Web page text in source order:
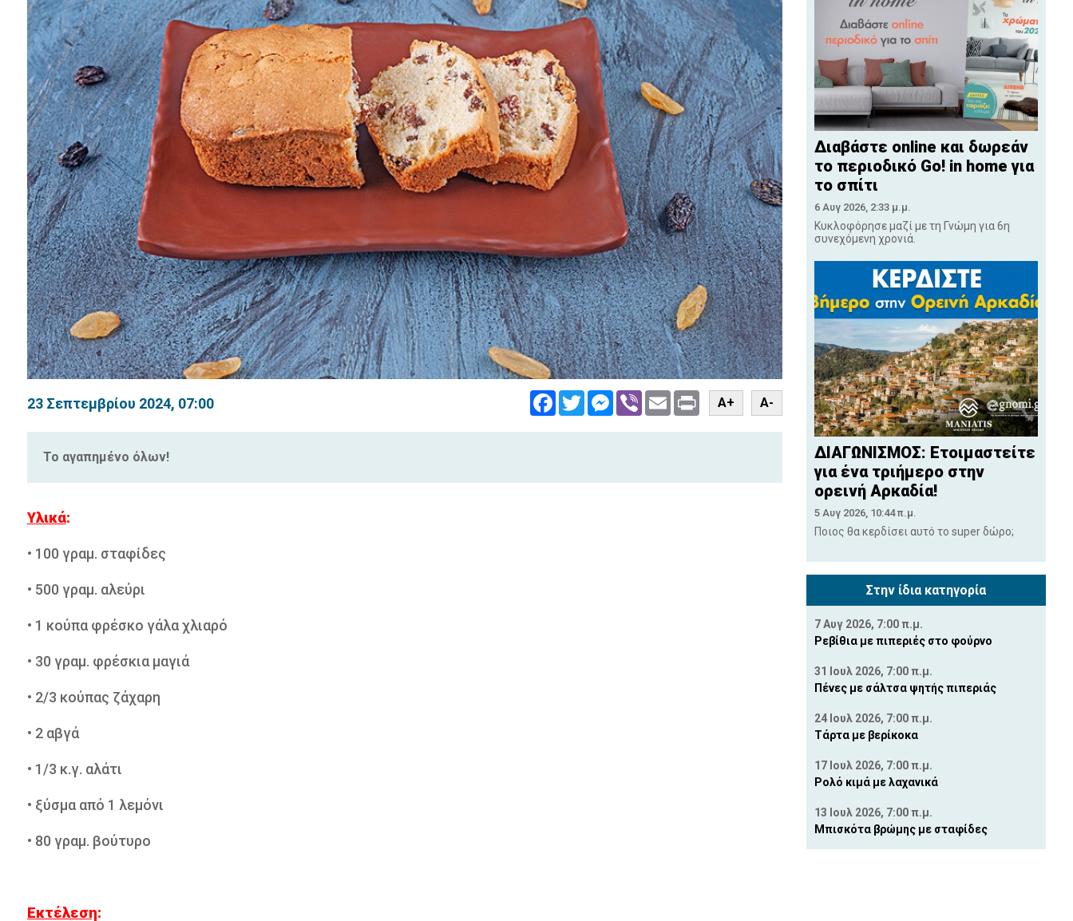
23 Σεπτεμβρίου 2024, 07:00 FacebookTwitterMessenger
Viber Email PrintA+ A-
Το αγαπημένο όλων!
Υλικά:
• 100 γραμ. σταφίδες
• 500 γραμ. αλεύρι
• 1 κούπα φρέσκο γάλα χλιαρό
• 30 γραμ. φρέσκια μαγιά
• 2/3 κούπας ζάχαρη
• 2 αβγά
• 1/3 κ.γ. αλάτι
• ξύσμα από 1 λεμόνι
• 80 γραμ. βούτυρο
Εκτέλεση:
Διαβάστε online και δωρεάν
το περιοδικό Go! in home για
το σπίτι
6 Αυγ 2026, 2:33 μ.μ.
Κυκλοφόρησε μαζί με τη Γνώμη για 6η
συνεχόμενη χρονιά.
ΔΙΑΓΩΝΙΣΜΟΣ: Ετοιμαστείτε
για ένα τριήμερο στην
ορεινή Αρκαδία!
5 Αυγ 2026, 10:44 π.μ.
Ποιος θα κερδίσει αυτό το super δώρο;
Στην ίδια κατηγορία
7 Αυγ 2026, 7:00 π.μ.
Ρεβίθια με πιπεριές στο φούρνο
31 Ιουλ 2026, 7:00 π.μ.
Πένες με σάλτσα ψητής πιπεριάς
24 Ιουλ 2026, 7:00 π.μ.
Τάρτα με βερίκοκα
17 Ιουλ 2026, 7:00 π.μ.
Ρολό κιμά με λαχανικά
13 Ιουλ 2026, 7:00 π.μ.
Μπισκότα βρώμης με σταφίδες